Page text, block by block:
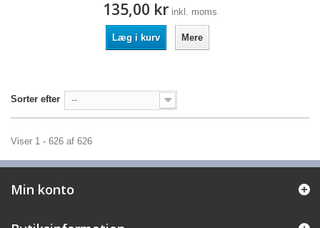
135,00 kr inkl. moms
Læg i kurv Mere
Sorter efter --
Viser 1 - 626 af 626
Min konto